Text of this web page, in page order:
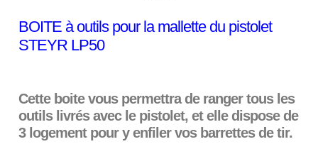
BOITE à outils pour la mallette du pistolet
STEYR LP50
Cette boite vous permettra de ranger tous les
outils livrés avec le pistolet, et elle dispose de
3 logement pour y enfiler vos barrettes de tir.